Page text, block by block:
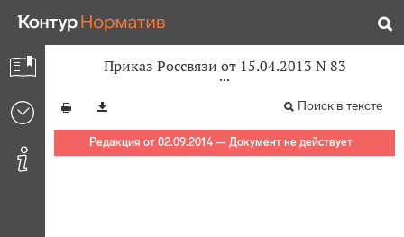
Приказ Россвязи от 15.04.2013 N 83
Поиск в тексте
Редакция от 02.09.2014 — Документ не действует